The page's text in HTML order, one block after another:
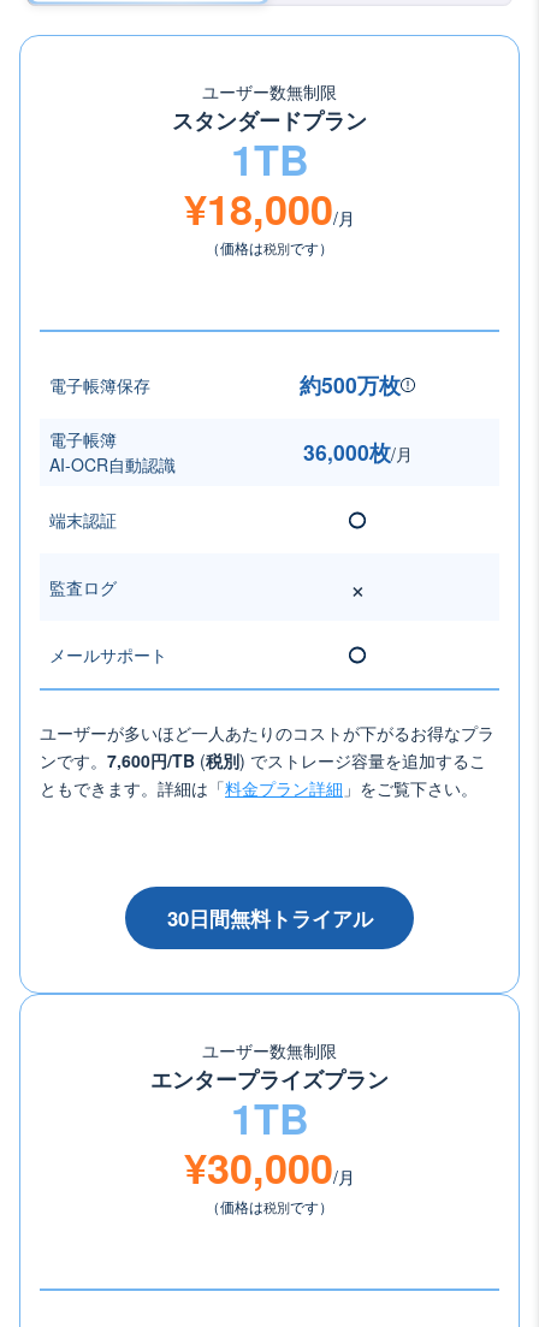
ユーザー数無制限
スタンダードプラン
1TB
¥18,000/月
（価格は税別です）
電子帳簿保存 約500万枚
電子帳簿
AI-OCR自動認識
36,000枚/月
端末認証 ◯
監査ログ ×
メールサポート ◯
ユーザーが多いほど一人あたりのコストが下がるお得なプラ
ンです。 7,600円/TB (税別) でストレージ容量を追加するこ
ともできます。詳細は「料金プラン詳細 」をご覧下さい。
30日間無料トライアル
ユーザー数無制限
エンタープライズプラン
1TB
¥30,000/月
（価格は税別です）